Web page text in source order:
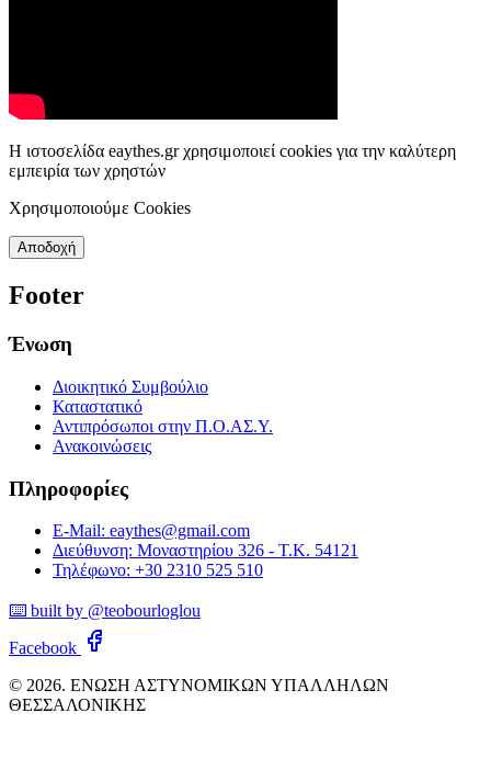
Η ιστοσελίδα eaythes.gr χρησιμοποιεί cookies για την καλύτερη
εμπειρία των χρηστών
Χρησιμοποιούμε Cookies
Αποδοχή
Footer
Ένωση
Διοικητικό Συμβούλιο
Καταστατικό
Αντιπρόσωποι στην Π.Ο.ΑΣ.Υ.
Ανακοινώσεις
Πληροφορίες
E-Mail: eaythes@gmail.com
Διεύθυνση: Μοναστηρίου 326 - Τ.Κ. 54121
Τηλέφωνο: +30 2310 525 510
⌨️ built by @teobourloglou
Facebook
© 2026. ΕΝΩΣΗ ΑΣΤΥΝΟΜΙΚΩΝ ΥΠΑΛΛΗΛΩΝ
ΘΕΣΣΑΛΟΝΙΚΗΣ